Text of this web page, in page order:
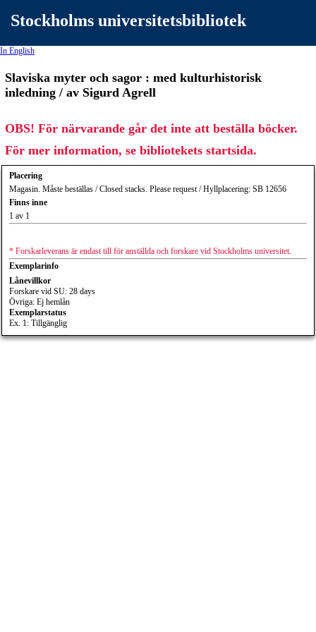
Stockholms universitetsbibliotek
In English
Slaviska myter och sagor : med kulturhistorisk
inledning / av Sigurd Agrell
OBS! För närvarande går det inte att beställa böcker.
För mer information, se bibliotekets startsida.
Placering
Magasin. Måste beställas / Closed stacks. Please request / Hyllplacering: SB 12656
Finns inne
1 av 1
* Forskarleverans är endast till för anställda och forskare vid Stockholms universitet.
Exemplarinfo
Lånevillkor
Forskare vid SU: 28 days
Övriga: Ej hemlån
Exemplarstatus
Ex. 1: Tillgänglig